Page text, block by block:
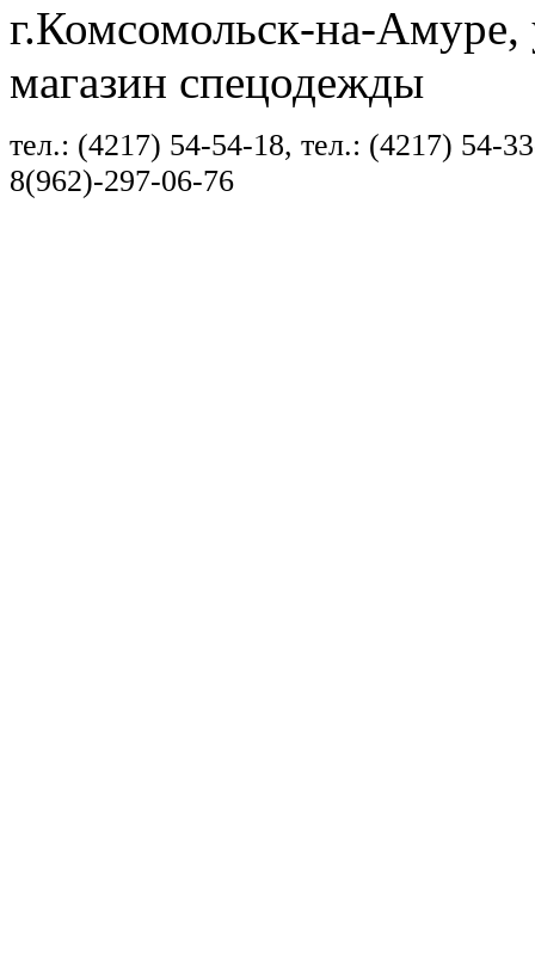
г.Комсомольск-на-
магазин спецодежды
тел.: (4217) 54-54-18, тел.: (4217) 54-
8(962)-297-06-76